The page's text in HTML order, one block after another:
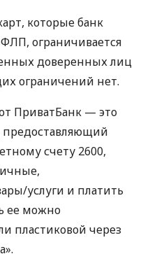
которые банк
ограничивается
доверенных лиц
ограничений нет.
ПриватБанк — это
счету 2600,
услуги и платить
ее можно
пластиковой через